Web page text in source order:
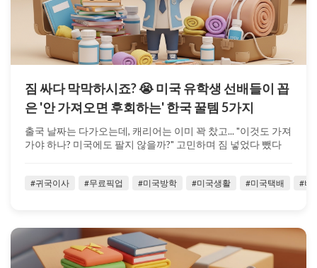
짐 싸다 막막하시죠? 😭 미국 유학생 선배들이 꼽
은 '안 가져오면 후회하는' 한국 꿀템 5가지
출국 날짜는 다가오는데, 캐리어는 이미 꽉 찼고... "이것도 가져
가야 하나? 미국에도 팔지 않을까?" 고민하며 짐 넣었다 뺐다
#귀국이사 #무료픽업 #미국방학 #미국생활 #미국택배 #벼